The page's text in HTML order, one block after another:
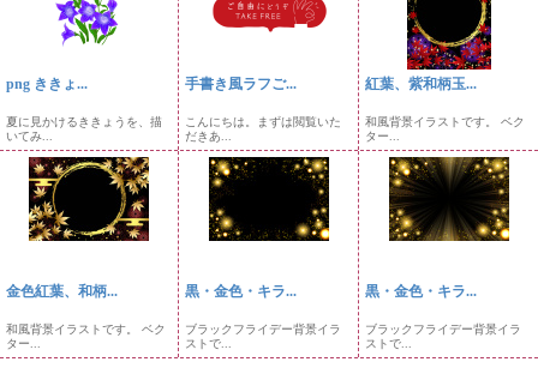
png ききょ...
夏に見かけるききょうを、描
いてみ...
手書き風ラフご...
こんにちは。まずは閲覧いた
だきあ...
紅葉、紫和柄玉...
和風背景イラストです。 ベク
ター...
金色紅葉、和柄...
和風背景イラストです。 ベク
ター...
黒・金色・キラ...
ブラックフライデー背景イラ
ストで...
黒・金色・キラ...
ブラックフライデー背景イラ
ストで...